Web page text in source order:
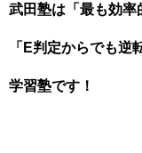
武田塾は「最も効率
「E判定からでも逆
学習塾です！